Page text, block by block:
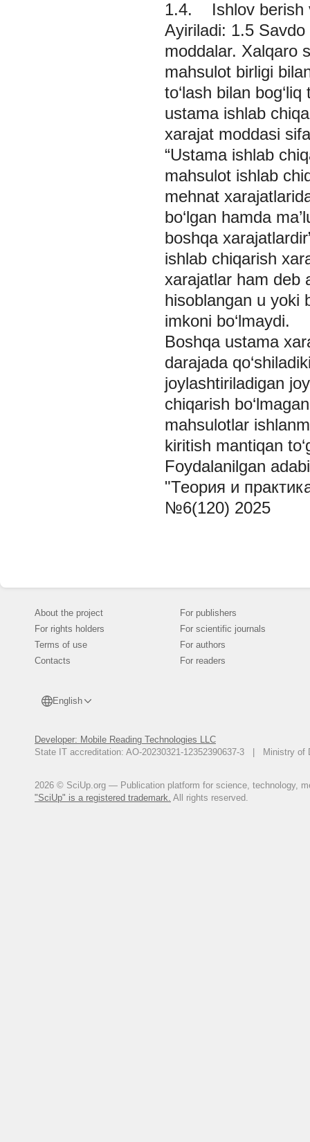
1.4. Ishlov berish
Ayiriladi: 1.5
moddalar. Xalqaro
mahsulot birligi
to‘lash bilan
ustama ishlab
xarajat moddasi
“Ustama ishlab
mahsulot ishlab
mehnat
bo‘lgan hamda
boshqa
ishlab chiqarish
xarajatlar ham deb
hisoblangan u yoki
imkoni bo‘lmaydi.
Boshqa ustama
darajada
joylashtiriladigan
chiqarish
mahsulotlar
kiritish mantiqan
Foydalanilgan
"Теория и
№6(120) 2025
About the project
For rights holders
Terms of use
Contacts
English
Developer: Mobile Reading Technologies LLC
State IT accreditation: AO-20230321-12352390637-3 | Ministry of
2026 © SciUp.org — Publication platform for science, technology,
"SciUp" is a registered trademark. All rights reserved.
For publishers
For scientific journals
For authors
For readers